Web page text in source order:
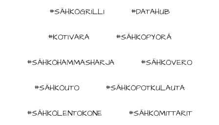
#SÄHKÖGRILLI #DATAHUB
#KOTIVARA #SÄHKÖPYÖRÄ
#SÄHKÖHAMMASHARJA #SÄHKÖVERO
#SÄHKÖUTO #SÄHKÖPOTKULAUTA
#SÄHKÖLENTOKONE #SÄHKÖMITTARIT